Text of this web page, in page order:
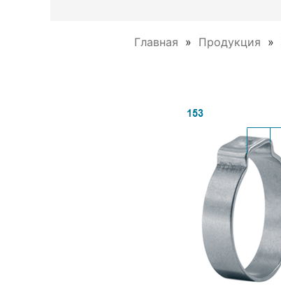
Главная Продукция